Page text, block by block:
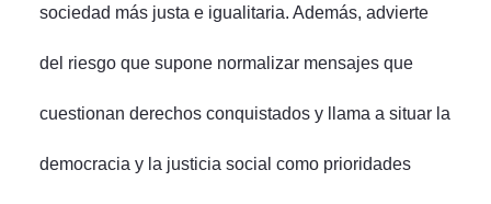
sociedad más justa e igualitaria. Además, advierte
del riesgo que supone normalizar mensajes que
cuestionan derechos conquistados y llama a situar la
democracia y la justicia social como prioridades